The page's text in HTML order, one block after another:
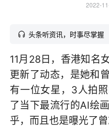
2022-
头条听资讯，时事尽掌握
11月28日，香港知名
更新了动态，是她和
有一位女星，3人拍
了当下最流行的AI绘
乎，而且也是曝光了曾